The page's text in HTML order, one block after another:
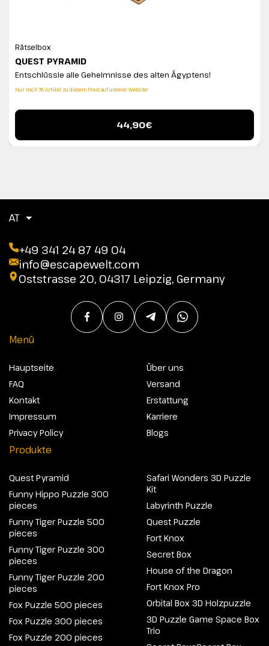
Rätselbox
QUEST PYRAMID
Entschlüssle alle Geheimnisse des alten Ägyptens!
Nur noch 76 Artikel zu diesem Preis auf unserer Website!
44,90€
AT
+49 341 24 87 49 04
info@escapewelt.com
Oststrasse 20, 04317 Leipzig, Germany
Menü
Hauptseite
FAQ
Kontakt
Impressum
Privacy Policy
Über uns
Versand
Erstattung
Karriere
Blogs
Produkte
Quest Pyramid
Funny Hippo Puzzle 300
pieces
Funny Tiger Puzzle 500
pieces
Funny Tiger Puzzle 300
pieces
Funny Tiger Puzzle 200
pieces
Fox Puzzle 500 pieces
Fox Puzzle 300 pieces
Fox Puzzle 200 pieces
Safari Wonders 3D Puzzle
Kit
Labyrinth Puzzle
Quest Puzzle
Fort Knox
Secret Box
House of the Dragon
Fort Knox Pro
Orbital Box 3D Holzpuzzle
3D Puzzle Game Space Box
Trio